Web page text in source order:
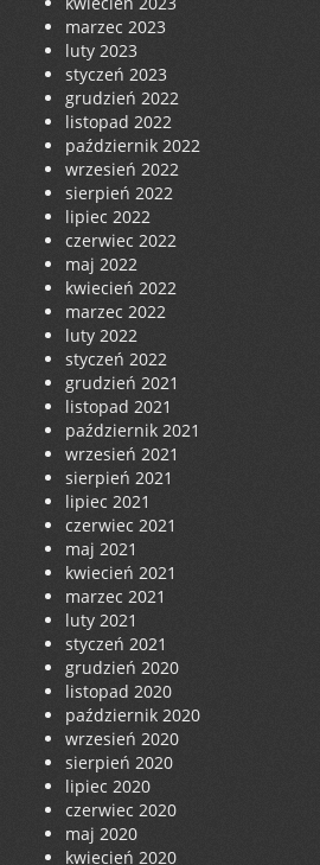
marzec 2023
luty 2023
styczeń 2023
grudzień 2022
listopad 2022
październik 2022
wrzesień 2022
sierpień 2022
lipiec 2022
czerwiec 2022
maj 2022
kwiecień 2022
marzec 2022
luty 2022
styczeń 2022
grudzień 2021
listopad 2021
październik 2021
wrzesień 2021
sierpień 2021
lipiec 2021
czerwiec 2021
maj 2021
kwiecień 2021
marzec 2021
luty 2021
styczeń 2021
grudzień 2020
listopad 2020
październik 2020
wrzesień 2020
sierpień 2020
lipiec 2020
czerwiec 2020
maj 2020
kwiecień 2020